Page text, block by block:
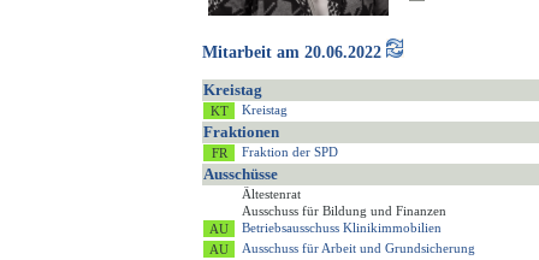
Mitarbeit am 20.06.2022
Kreistag
Kreistag
Fraktionen
Fraktion der SPD
Ausschüsse
Ältestenrat
Ausschuss für Bildung und Finanzen
Betriebsausschuss Klinikimmobilien
Ausschuss für Arbeit und Grundsicherung